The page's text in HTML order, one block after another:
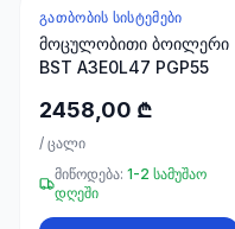
+995
599
23
33
ᲒᲐᲗᲑᲝᲑᲘᲡ ᲡᲘᲡᲢᲔᲛᲔᲑᲘ
მოცულობითი ბოილერი
BST A3E0L47 PGP55
2458,00 ₾
/ ცალი
მიწოდება: 1-2 სამუშაო
დღეში